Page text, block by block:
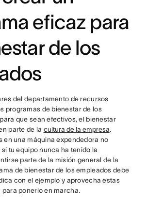
eficaz para
de los
del departamento de recursos
programas de bienestar de los
que sean efectivos, el bienestar
parte de la cultura de la empresa.
en una máquina expendedora no
tu equipo nunca ha tenido la
parte de la misión general de la
de bienestar de los empleados debe
con el ejemplo y aprovecha estas
ponerlo en marcha.